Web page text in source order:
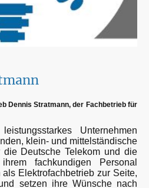
Dennis Stratmann, der Fachbetrieb für
Unternehmen
klein- und mittelständische
die Deutsche Telekom und die
fachkundigen Personal
Elektrofachbetrieb zur Seite,
setzen ihre Wünsche nach